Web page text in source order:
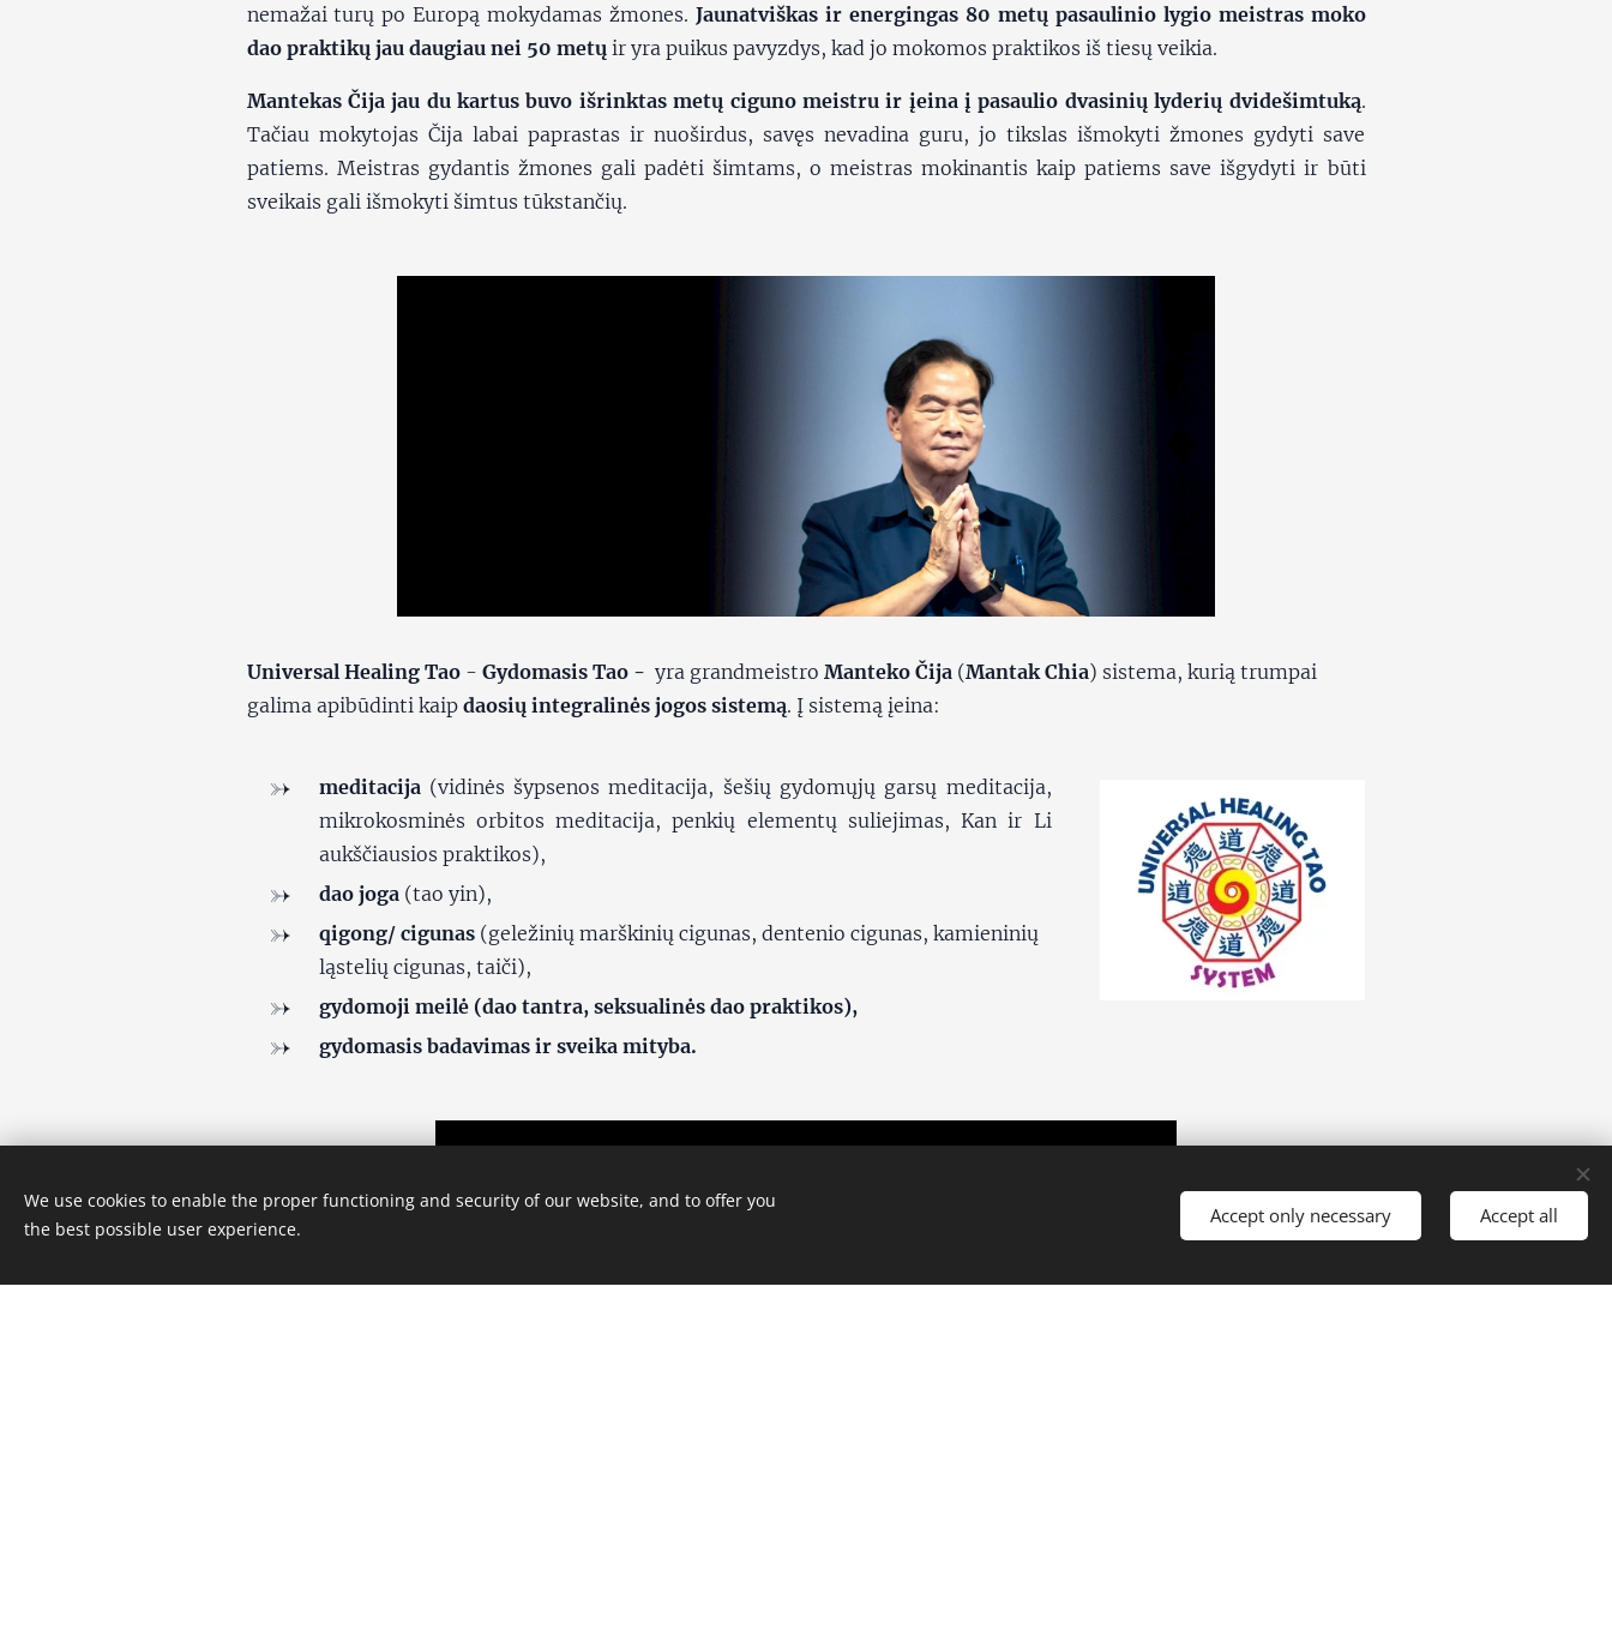
nemažai turų po Europą mokydamas žmones. Jaunatviškas ir energingas 80 metų pasaulinio lygio meistras moko
dao praktikų jau daugiau nei 50 metųir yra puikus pavyzdys, kad jo mokomos praktikos iš tiesų veikia.
Mantekas Čija jau du kartus buvo išrinktas metų ciguno meistru ir įeina į pasaulio dvasinių lyderių dvidešimtuką.
Tačiau mokytojas Čija labai paprastas ir nuoširdus, savęs nevadina guru, jo tikslas išmokyti žmones gydyti save
patiems. Meistras gydantis žmones gali padėti šimtams, o meistras mokinantis kaip patiems save išgydyti ir būti
sveikais gali išmokyti šimtus tūkstančių.
Universal Healing Tao- Gydomasis Tao - yra grandmeistro Manteko Čija (Mantak Chia) sistema, kurią trumpai
galima apibūdinti kaipdaosių integralinės jogos sistemą. Į sistemą įeina:
meditacija (vidinės šypsenos meditacija, šešių gydomųjų garsų meditacija,
mikrokosminės orbitos meditacija, penkių elementų suliejimas, Kan ir Li
aukščiausios praktikos),
dao joga (tao yin),
qigong/ cigunas(geležinių marškinių cigunas, dentenio cigunas, kamieninių
ląstelių cigunas, taiči),
gydomoji meilė (dao tantra, seksualinės dao praktikos),
gydomasis badavimas ir sveika mityba.
We use cookies to enable the proper functioning and security of our website, and to offer you
the best possible user experience.
Accept only necessary Accept all